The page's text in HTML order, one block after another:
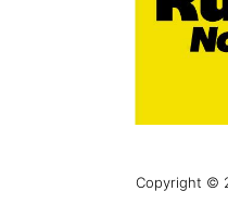
Copyright ©